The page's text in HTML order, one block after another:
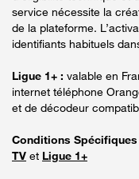
service nécessite la
de la plateforme.
identifiants habituels
Ligue 1+ : valable en
internet téléphone
et de décodeur
Conditions
TV et Ligue 1+